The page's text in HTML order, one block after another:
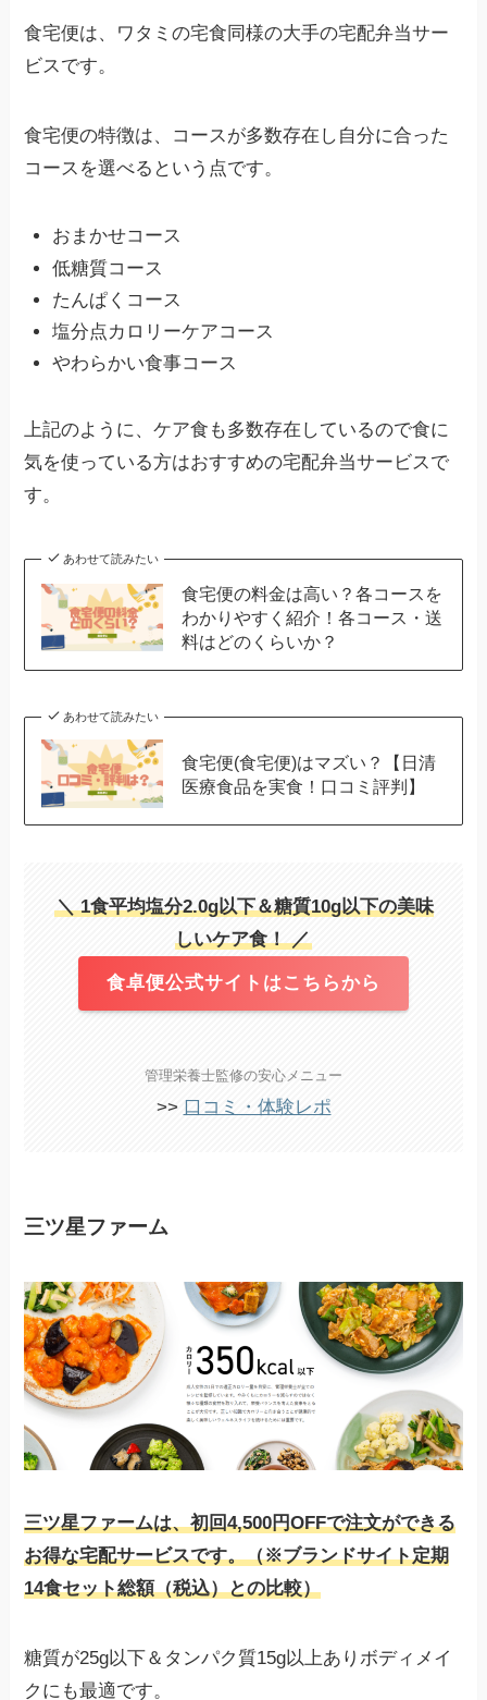
食宅便は、ワタミの宅食同様の大手の宅配弁当サー
ビスです。
食宅便の特徴は、コースが多数存在し自分に合った
コースを選べるという点です。
おまかせコース
低糖質コース
たんぱくコース
塩分点カロリーケアコース
やわらかい食事コース
上記のように、ケア食も多数存在しているので食に
気を使っている方はおすすめの宅配弁当サービスで
す。
あわせて読みたい
食宅便の料金は高い？各コースを
わかりやすく紹介！各コース・送
料はどのくらいか？
あわせて読みたい
食宅便(食宅便)はマズい？【日清
医療食品を実食！口コミ評判】
＼ 1食平均塩分2.0g以下＆糖質10g以下の美味
しいケア食！ ／
食卓便公式サイトはこちらから
管理栄養士監修の安心メニュー
>> 口コミ・体験レポ
三ツ星ファーム
三ツ星ファームは、初回4,500円OFFで注文ができる
お得な宅配サービスです。（※ブランドサイト定期
14食セット総額（税込）との比較）
糖質が25g以下＆タンパク質15g以上ありボディメイ
クにも最適です。